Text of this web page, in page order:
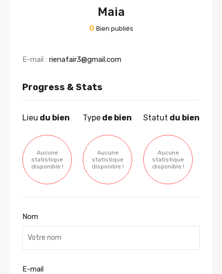
Maia
0 Bien publiés
E-mail : rienafair3@gmail.com
Progress & Stats
Lieu du bien
Aucune
statistique
disponible !
Type de bien
Aucune
statistique
disponible !
Statut du bien
Aucune
statistique
disponible !
Nom
E-mail